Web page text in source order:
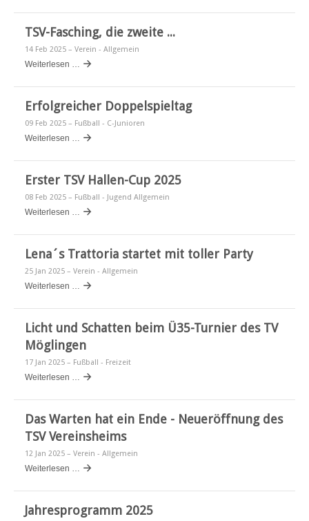
TSV-Fasching, die zweite ...
14 Feb 2025 – Verein - Allgemein
Weiterlesen …
Erfolgreicher Doppelspieltag
09 Feb 2025 – Fußball - C-Junioren
Weiterlesen …
Erster TSV Hallen-Cup 2025
08 Feb 2025 – Fußball - Jugend Allgemein
Weiterlesen …
Lena´s Trattoria startet mit toller Party
25 Jan 2025 – Verein - Allgemein
Weiterlesen …
Licht und Schatten beim Ü35-Turnier des TV
Möglingen
17 Jan 2025 – Fußball - Freizeit
Weiterlesen …
Das Warten hat ein Ende - Neueröffnung des
TSV Vereinsheims
12 Jan 2025 – Verein - Allgemein
Weiterlesen …
Jahresprogramm 2025